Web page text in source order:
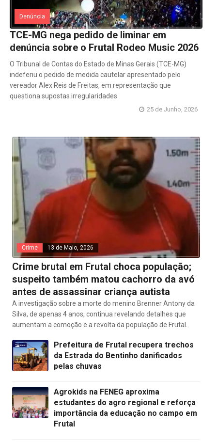
Denúncia
TCE-MG nega pedido de liminar em
denúncia sobre o Frutal Rodeo Music 2026
O Tribunal de Contas do Estado de Minas Gerais (TCE-MG)
indeferiu o pedido de medida cautelar apresentado pelo
vereador Alex Reis de Freitas, em representação que
questiona supostas irregularidades
25 de Junho, 2026
Crime 13 de Maio, 2026
Crime brutal em Frutal choca população;
suspeito também matou cachorro da avó
antes de assassinar criança autista
A investigação sobre a morte do menino Brenner Antony da
Silva, de apenas 4 anos, continua revelando detalhes que
aumentam a comoção e a revolta da população de Frutal.
Prefeitura de Frutal recupera trechos
da Estrada do Bentinho danificados
pelas chuvas
Agrokids na FENEG aproxima
estudantes do agro regional e reforça
importância da educação no campo em
Frutal